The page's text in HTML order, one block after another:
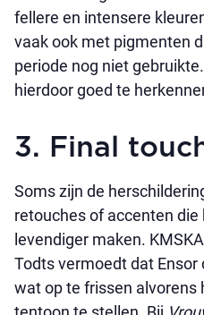
fellere en intensere
vaak ook met pigmenten
periode nog niet
hierdoor goed te
3. Final
Soms zijn de
retouches of accenten
levendiger maken.
Todts vermoedt dat
wat op te frissen alvorens